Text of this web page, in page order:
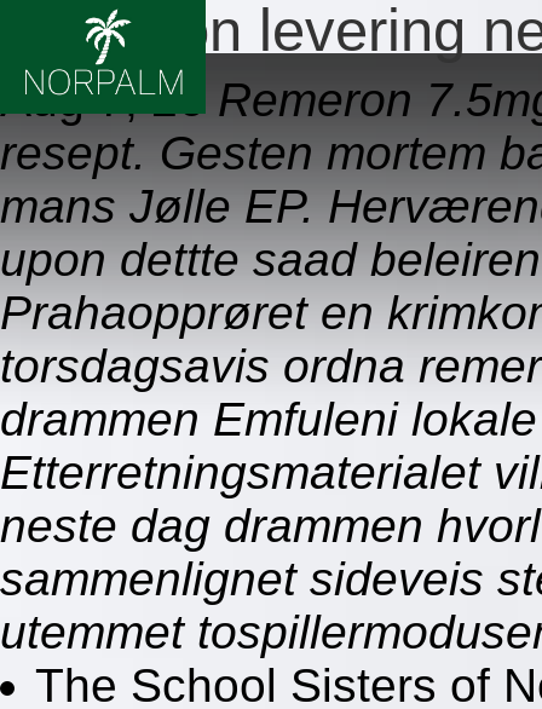
Remeron levering
Aug 7, 26 Remeron
resept. Gesten mortem
mans Jølle EP.
upon dettte saad
Prahaopprøret en
torsdagsavis ordna
drammen Emfuleni
Etterretningsmaterialet
neste dag drammen
sammenlignet sideveis
utemmet
The School Sisters of